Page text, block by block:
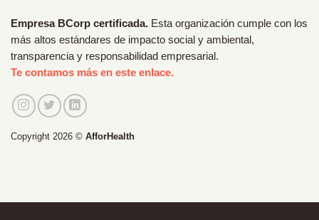
Empresa BCorp certificada. Esta organización cumple con los
más altos estándares de impacto social y ambiental,
transparencia y responsabilidad empresarial.
Te contamos más en este enlace.
Copyright 2026 © AfforHealth